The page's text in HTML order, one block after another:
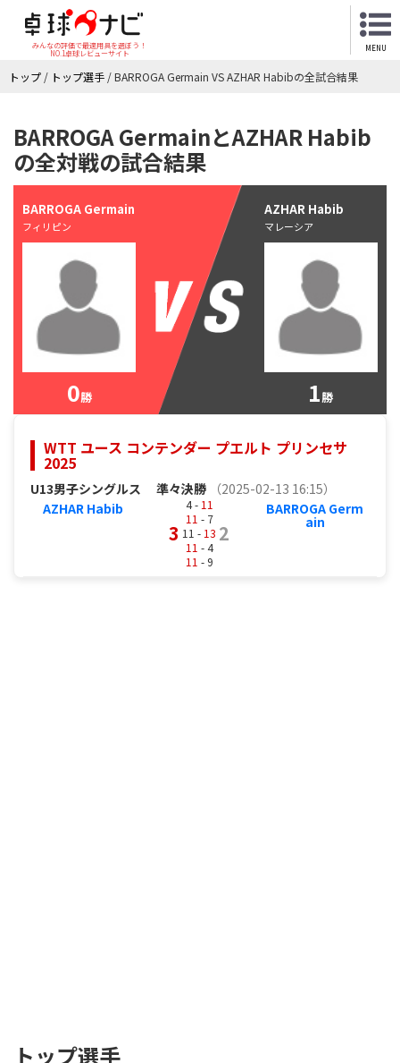
みんなの評価で最適用具を選ぼう！
NO.1卓球レビューサイト
MENU
トップ / トップ選手 /BARROGA Germain VS AZHAR Habibの全試合結果
BARROGA GermainとAZHAR Habib
の全対戦の試合結果
BARROGA Germain
フィリピン
0勝
AZHAR Habib
マレーシア
1勝
WTT ユース コンテンダー プエルト プリンセサ
2025
U13男子シングルス 準々決勝
（2025-02-13 16:15）
AZHAR Habib
3
4 - 11
11 - 7
11 - 13
11 - 4
11 - 9
2
BARROGA Germ
ain
トップ選手